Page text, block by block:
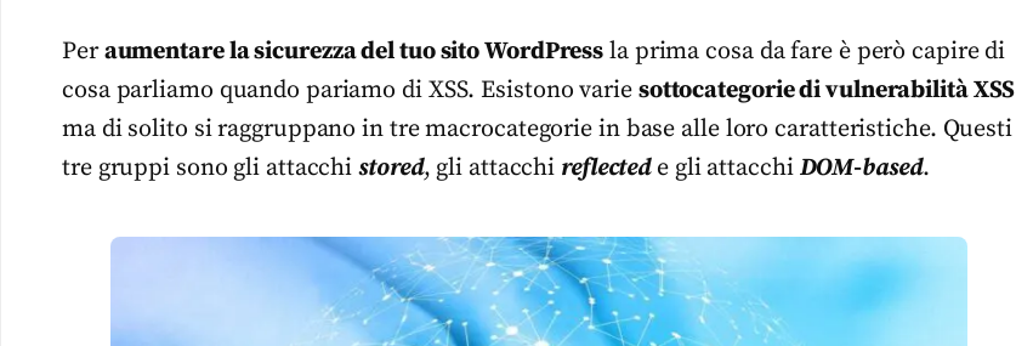
Peraumentare la sicurezza del tuo sito WordPress la prima cosa da fare è però capire di
cosa parliamo quando pariamo di XSS. Esistono varie sottocategorie di vulnerabilità XSS
ma di solito si raggruppano in tre macrocategorie in base alle loro caratteristiche. Questi
tre gruppi sono gli attacchistored, gli attacchi reflectede gli attacchi DOM-based.